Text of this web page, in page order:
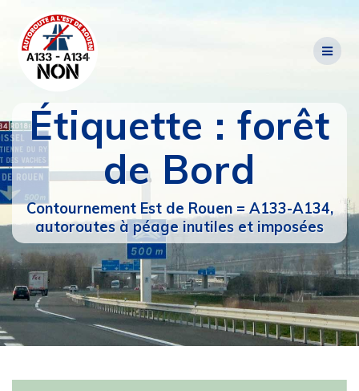
Étiquette : forêt
de Bord
Contournement Est de Rouen = A133-A134,
autoroutes à péage inutiles et imposées